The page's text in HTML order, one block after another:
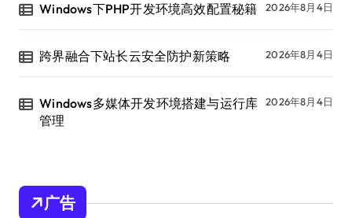
Windows下PHP开发环境高效配置秘籍 2026年8月4日
跨界融合下站长云安全防护新策略 2026年8月4日
Windows多媒体开发环境搭建与运行库
管理
2026年8月4日
广告